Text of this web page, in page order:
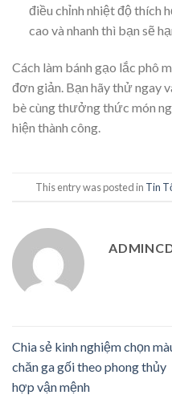
điều chỉnh nhiệt độ thích
cao và nhanh thì bạn sẽ
Cách làm bánh gạo lắc phô
đơn giản. Bạn hãy thử ngay
bè cùng thưởng thức món
hiện thành công.
This entry was posted in Tin
Chia sẻ kinh nghiệm chọn
chăn ga gối theo phong thủy
hợp vận mệnh